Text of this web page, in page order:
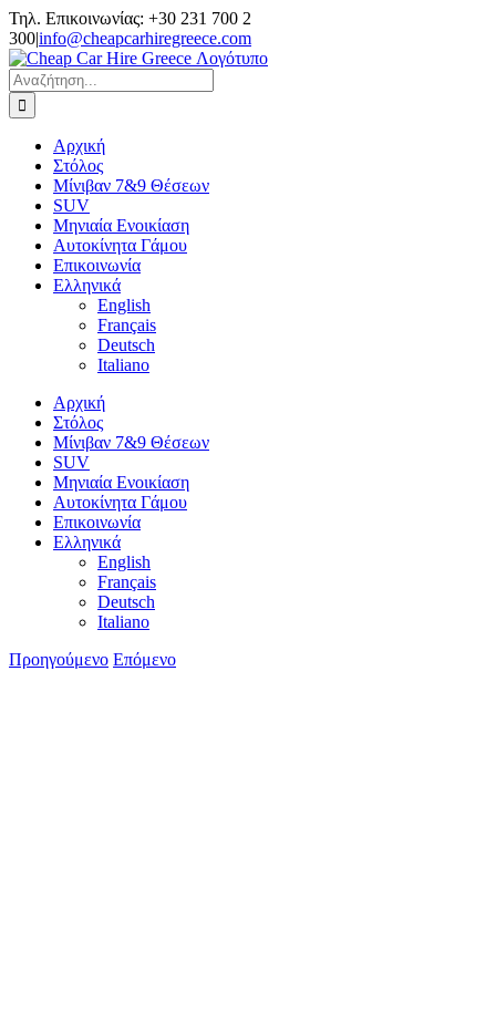
Μετάβαση
στο
περιεχόμενο
Τηλ. Επικοινωνίας: +30 231 700 2
300|info@cheapcarhiregreece.com
Αναζήτηση
για:
Αρχική
Στόλος
Μίνιβαν 7&9 Θέσεων
SUV
Μηνιαία Ενοικίαση
Αυτοκίνητα Γάμου
Επικοινωνία
Ελληνικά
English
Français
Deutsch
Italiano
Αρχική
Στόλος
Μίνιβαν 7&9 Θέσεων
SUV
Μηνιαία Ενοικίαση
Αυτοκίνητα Γάμου
Επικοινωνία
Ελληνικά
English
Français
Deutsch
Italiano
Προηγούμενο Επόμενο